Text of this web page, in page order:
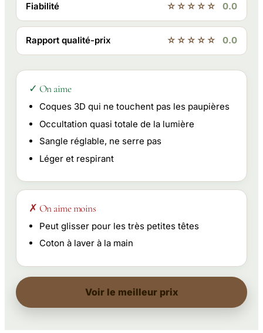
Fiabilité ☆☆☆☆☆ 0.0
Rapport qualité-prix ☆☆☆☆☆ 0.0
✓ On aime
Coques 3D qui ne touchent pas les paupières
Occultation quasi totale de la lumière
Sangle réglable, ne serre pas
Léger et respirant
✗ On aime moins
Peut glisser pour les très petites têtes
Coton à laver à la main
Voir le meilleur prix